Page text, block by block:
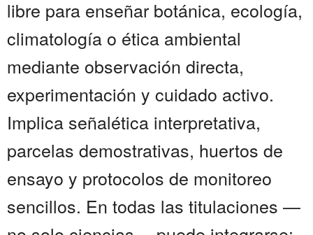
libre para enseñar botánica, ecología,
climatología o ética ambiental
mediante observación directa,
experimentación y cuidado activo.
Implica señalética interpretativa,
parcelas demostrativas, huertos de
ensayo y protocolos de monitoreo
sencillos. En todas las titulaciones —